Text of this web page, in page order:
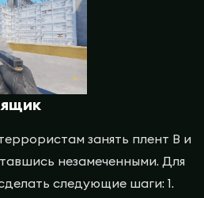
занять плент B и
незамеченными. Для
следующие шаги: 1.